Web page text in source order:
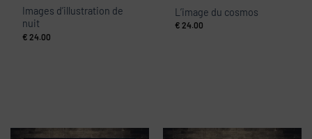
Images d’illustration de
nuit
€ 24.00
L’image du cosmos
€ 24.00